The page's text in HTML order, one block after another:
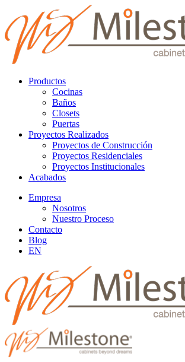
Productos
Cocinas
Baños
Closets
Puertas
Proyectos Realizados
Proyectos de Construcción
Proyectos Residenciales
Proyectos Institucionales
Acabados
Empresa
Nosotros
Nuestro Proceso
Contacto
Blog
EN